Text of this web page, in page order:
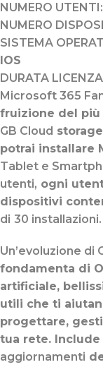
NUMERO UTENTI:
NUMERO
SISTEMA
IOS
DURATA
Microsoft 365
fruizione del
GB Cloud
potrai installare
Tablet e
utenti, ogni
dispositivi
di 30 installazioni.
Un’evoluzione di
fondamenta di
artificiale,
utili che ti
progettare,
tua rete. Include
aggiornamenti